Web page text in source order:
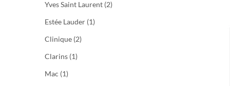
Yves Saint Laurent (2)
Estée Lauder (1)
Clinique (2)
Clarins (1)
Mac (1)